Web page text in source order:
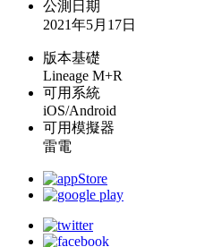
公測日期
2021年5月17日
版本基礎
Lineage M+R
可用系統
iOS/Android
可用模擬器
雷電